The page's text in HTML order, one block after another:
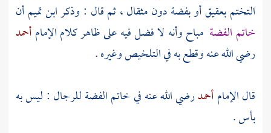
التختم بعقيق أو بفضة دون مثقال ، ثم قال : وذكرابن تميمأن
خاتم الفضة مباح وأنه لا فضل فيه على ظاهر كلام الإمامأحمد
رضي الله عنه وقطع به في التلخيص وغيره .
قال الإمامأحمدرضي الله عنه في خاتم الفضة للرجال : ليس به
بأس .